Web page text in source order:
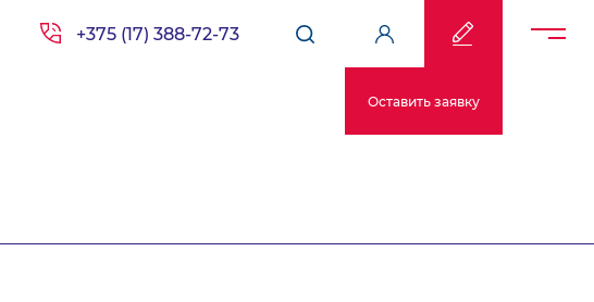
+375 (17) 388-72-73
Оставить заявку